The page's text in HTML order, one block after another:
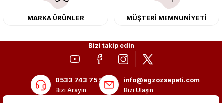
MARKA ÜRÜNLER MÜŞTERİ MEMNUNİYETİ
Bizi takip edin
0533 743 75 56
Bizi Arayın
info@egzozsepeti.com
Bizi Ulaşın